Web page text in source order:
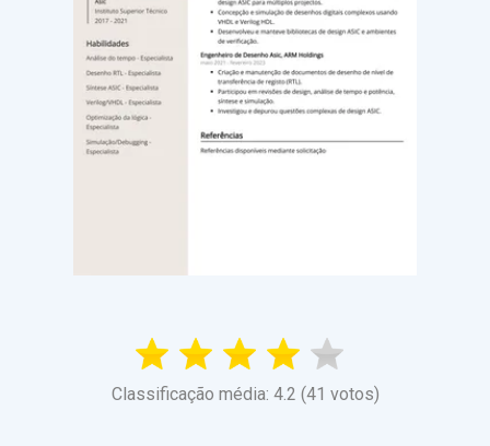
Classificação média: 4.2 (41 votos)